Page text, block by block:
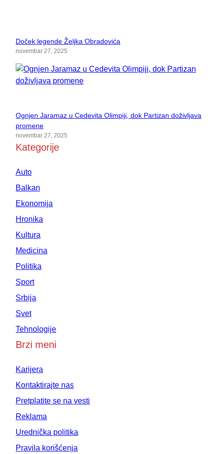
Doček legende Željka Obradovića
novembar 27, 2025
Ognjen Jaramaz u Cedevita Olimpiji, dok Partizan doživljava
promene
novembar 27, 2025
Kategorije
Auto
Balkan
Ekonomija
Hronika
Kultura
Medicina
Politika
Sport
Srbija
Svet
Tehnologije
Brzi meni
Karijera
Kontaktirajte nas
Pretplatite se na vesti
Reklama
Urednička politika
Pravila korišćenja